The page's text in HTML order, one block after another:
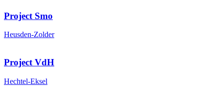
Project Smo
Heusden-Zolder
Project VdH
Hechtel-Eksel